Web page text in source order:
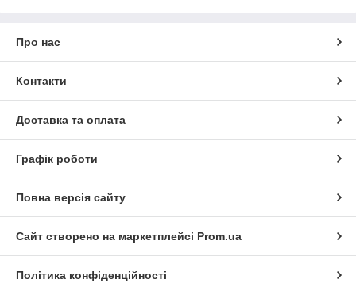
Про нас
Контакти
Доставка та оплата
Графік роботи
Повна версія сайту
Сайт створено на маркетплейсі Prom.ua
Політика конфіденційності